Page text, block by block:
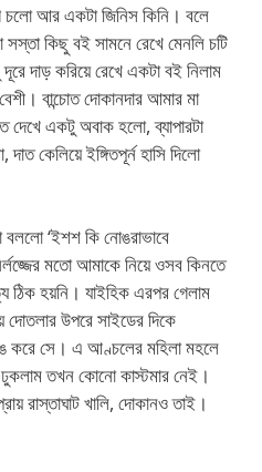
আর একটা জিনিস কিনি। বলে
সস্তা কিছু বই সামনে রেখে মেনলি চটি
দাড় করিয়ে রেখে একটা বই নিলাম
বান্চোত দোকানদার আমার মা
দেখে একটু অবাক হলো, ব্যাপারটা
কেলিয়ে ইঙ্গিতপূর্ন হাসি দিলো
বললো ‘ইশশ কি নোঙরাভাবে
মতো আমাকে নিয়ে ওসব কিনতে
ঠিক হয়নি। যাইহিক এরপর গেলাম
দোতলার উপরে সাইডের দিকে
করে সে। এ আণ্চলের মহিলা মহলে
তখন কোনো কাস্টমার নেই।
রাস্তাঘাট খালি, দোকানও তাই।